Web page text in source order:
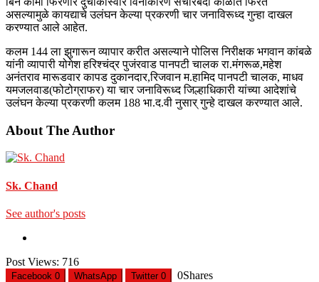
असल्यामुळे कायद्याचे उलंघन केल्या प्रकरणी चार जनाविरूध्द गुन्हा दाखल
करण्यात आले आहेत.
कलम 144 ला झुगारून व्यापार करीत असल्याने पोलिस निरीक्षक भगवान कांबळे
यांनी व्यापारी योगेश हरिश्चंद्र पुजंरवाड पानपटी चालक रा.मंगरूळ,महेश
अनंतराव मारूडवार कापड दुकानदार,रिजवान म.हामिद पानपटी चालक, माधव
यमजलवाड(फोटोग्राफर) या चार जनाविरूध्द जिल्हाधिकारी यांच्या आदेशांचे
उलंघन केल्या प्रकरणी कलम 188 भा.द.वी नुसार् गुन्हे दाखल करण्यात आले.
About The Author
Sk. Chand
See author's posts
Post Views: 716
Facebook 0 WhatsApp Twitter 0 0Shares